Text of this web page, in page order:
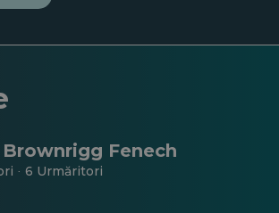
Fenech
· 6 Urmăritori